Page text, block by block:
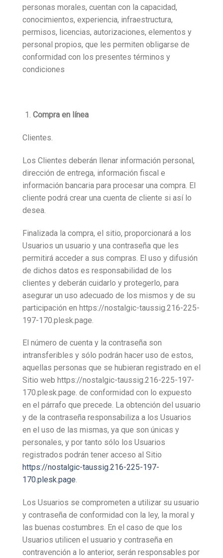
personas morales, cuentan con la capacidad,
conocimientos, experiencia, infraestructura,
permisos, licencias, autorizaciones, elementos y
personal propios, que les permiten obligarse de
conformidad con los presentes términos y
condiciones
Compra en línea
Clientes.
Los Clientes deberán llenar información personal,
dirección de entrega, información fiscal e
información bancaria para procesar una compra. El
cliente podrá crear una cuenta de cliente si así lo
desea.
Finalizada la compra, el sitio, proporcionará a los
Usuarios un usuario y una contraseña que les
permitirá acceder a sus compras. El uso y difusión
de dichos datos es responsabilidad de los
clientes y deberán cuidarlo y protegerlo, para
asegurar un uso adecuado de los mismos y de su
participación en https://nostalgic-taussig.216-225-
197-170.plesk.page.
El número de cuenta y la contraseña son
intransferibles y sólo podrán hacer uso de estos,
aquellas personas que se hubieran registrado en el
Sitio web https://nostalgic-taussig.216-225-197-
170.plesk.page. de conformidad con lo expuesto
en el párrafo que precede. La obtención del usuario
y de la contraseña responsabiliza a los Usuarios
en el uso de las mismas, ya que son únicas y
personales, y por tanto sólo los Usuarios
registrados podrán tener acceso al Sitio
https://nostalgic-taussig.216-225-197-
170.plesk.page.
Los Usuarios se comprometen a utilizar su usuario
y contraseña de conformidad con la ley, la moral y
las buenas costumbres. En el caso de que los
Usuarios utilicen el usuario y contraseña en
contravención a lo anterior, serán responsables por